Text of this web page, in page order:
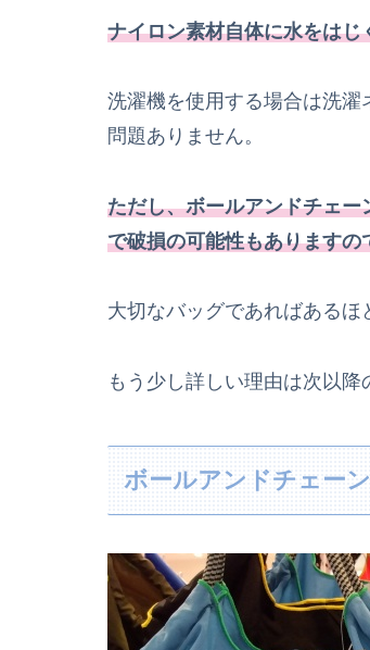
ナイロン素材自体に水をは
洗濯機を使用する場合は洗濯
問題ありません。
ただし、ボールアンドチェ
で破損の可能性もあります
大切なバッグであればあるほ
もう少し詳しい理由は次以降
ボールアンドチェー